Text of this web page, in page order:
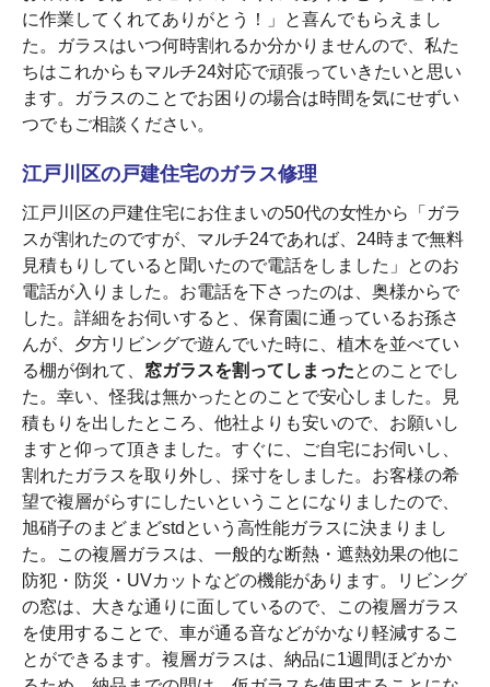
に作業してくれてありがとう！」と喜んでもらえまし
た。ガラスはいつ何時割れるか分かりませんので、私た
ちはこれからもマルチ24対応で頑張っていきたいと思い
ます。ガラスのことでお困りの場合は時間を気にせずい
つでもご相談ください。
江戸川区の戸建住宅のガラス修理
江戸川区の戸建住宅にお住まいの50代の女性から「ガラ
スが割れたのですが、マルチ24であれば、24時まで無料
見積もりしていると聞いたので電話をしました」とのお
電話が入りました。お電話を下さったのは、奥様からで
した。詳細をお伺いすると、保育園に通っているお孫さ
んが、夕方リビングで遊んでいた時に、植木を並べてい
る棚が倒れて、 窓ガラスを割ってしまったとのことでし
た。幸い、怪我は無かったとのことで安心しました。見
積もりを出したところ、他社よりも安いので、お願いし
ますと仰って頂きました。すぐに、ご自宅にお伺いし、
割れたガラスを取り外し、採寸をしました。お客様の希
望で複層がらすにしたいということになりましたので、
旭硝子のまどまどstdという高性能ガラスに決まりまし
た。この複層ガラスは、一般的な断熱・遮熱効果の他に
防犯・防災・UVカットなどの機能があります。リビング
の窓は、大きな通りに面しているので、この複層ガラス
を使用することで、車が通る音などがかなり軽減するこ
とができるます。複層ガラスは、納品に1週間ほどかか